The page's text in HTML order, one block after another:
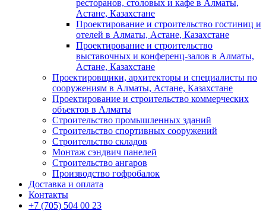
ресторанов, столовых и кафе в Алматы,
Астане, Казахстане
Проектирование и строительство гостиниц и
отелей в Алматы, Астане, Казахстане
Проектирование и строительство
выставочных и конференц-залов в Алматы,
Астане, Казахстане
Проектировщики, архитекторы и специалисты по
сооружениям в Алматы, Астане, Казахстане
Проектирование и строительство коммерческих
объектов в Алматы
Строительство промышленных зданий
Строительство спортивных сооружений
Строительство складов
Монтаж сэндвич панелей
Строительство ангаров
Производство гофробалок
Доставка и оплата
Контакты
+7 (705) 504 00 23